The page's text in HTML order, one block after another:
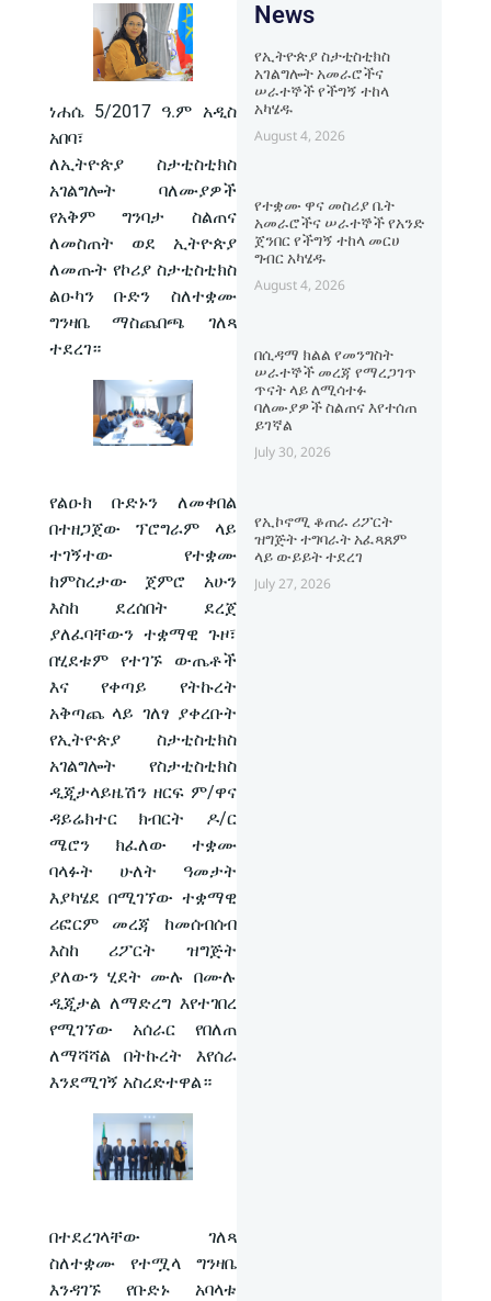
ነሐሴ 5/2017 ዓ.ም አዲስ
አበባ፣
ለኢትዮጵያ ስታቲስቲክስ
አገልግሎት ባለሙያዎች
የአቅም ግንባታ ስልጠና
ለመስጠት ወደ ኢትዮጵያ
ለመጡት የኮሪያ ስታቲስቲክስ
ልዑካን ቡድን ስለተቋሙ
ግንዛቤ ማስጨበጫ ገለጻ
ተደረገ።
የልዑክ ቡድኑን ለመቀበል
በተዘጋጀው ፕሮግራም ላይ
ተገኝተው የተቋሙ
ከምስረታው ጀምሮ አሁን
እስከ ደረሰበት ደረጀ
ያለፈባቸውን ተቋማዊ ጉዞ፣
በሂደቱም የተገኙ ውጤቶች
እና የቀጣይ የትኩረት
አቅጣጨ ላይ ገለፃ ያቀረቡት
የኢትዮጵያ ስታቲስቲክስ
አገልግሎት የስታቲስቲክስ
ዲጂታላይዜሽን ዘርፍ ም/ዋና
ዳይሬክተር ክብርት ዶ/ር
ሜሮን ክፈለው ተቋሙ
ባላፉት ሁለት ዓመታት
እያካሄደ በሚገኘው ተቋማዊ
ሪፎርም መረጃ ከመሰብሰብ
እስከ ሪፖርት ዝግጅት
ያለውን ሂደት ሙሉ በሙሉ
ዲጂታል ለማድረግ እየተገበረ
የሚገኘው አሰራር የበለጠ
ለማሻሻል በትኩረት እየሰራ
እንደሚገኝ አስረድተዋል።
በተደረገላቸው ገለጻ
ስለተቋሙ የተሟላ ግንዛቤ
እንዳገኙ የቡድኑ አባላቱ
News
የኢትዮጵያ ስታቲስቲክስ
አገልግሎት አመራሮችና
ሠራተኞች የችግኝ ተከላ
አካሄዱ
August 4, 2026
የተቋሙ ዋና መስሪያ ቤት
አመራሮችና ሠራተኞች የአንድ
ጀንበር የችግኝ ተከላ መርሀ
ግብር አካሄዱ
August 4, 2026
በሲዳማ ክልል የመንግስት
ሠራተኞች መረጃ የማረጋገጥ
ጥናት ላይ ለሚሳተፉ
ባለሙያዎች ስልጠና እየተሰጠ
ይገኛል
July 30, 2026
የኢኮኖሚ ቆጠራ ሪፖርት
ዝግጅት ተግባራት አፈጻጸም
ላይ ውይይት ተደረገ
July 27, 2026